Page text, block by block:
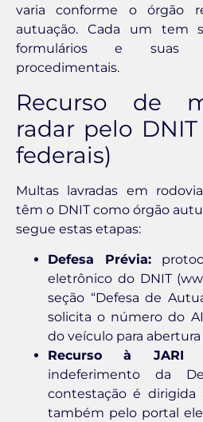
varia conforme o órgão
autuação. Cada um tem
formulários e suas
procedimentais.
Recurso de
radar pelo
federais)
Multas lavradas em
têm o DNIT como órgão
segue estas etapas:
Defesa Prévia:
eletrônico do DNIT
seção “Defesa de
solicita o número do
do veículo para
Recurso à JARI
indeferimento da
contestação é dirigida
também pelo portal